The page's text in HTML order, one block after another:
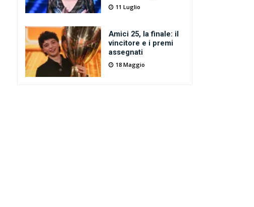
11 Luglio
Amici 25, la finale: il
vincitore e i premi
assegnati
18 Maggio